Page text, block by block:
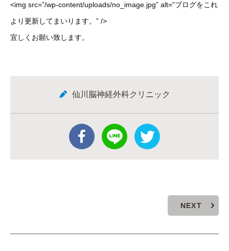
<img src=”/wp-content/uploads/no_image.jpg” alt=”ブログをこれ
より更新してまいります。” />
宜しくお願い致します。
仙川脳神経外科クリニック
NEXT